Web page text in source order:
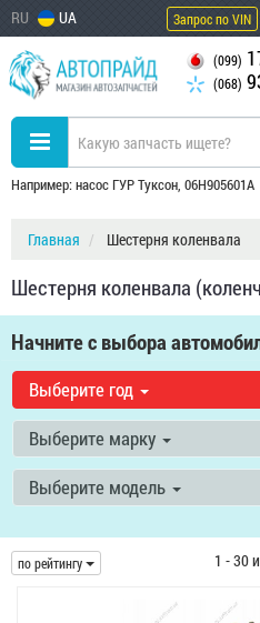
RU UA Запрос по VIN
(099)
(068)
Например: насос ГУР Туксон, 06H905601A
Главная Шестерня коленвала
Шестерня коленвала
Начните с выбора
Выберите год
Выберите марку
Выберите модель
по рейтингу 1 - 30